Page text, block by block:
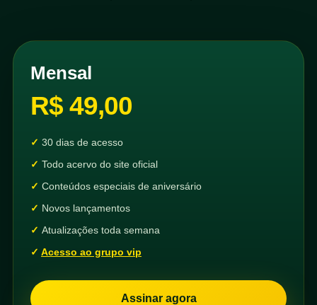
Mensal
R$ 49,00
30 dias de acesso
Todo acervo do site oficial
Conteúdos especiais de aniversário
Novos lançamentos
Atualizações toda semana
Acesso ao grupo vip
Assinar agora